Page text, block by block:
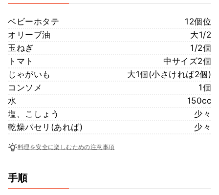
ベビーホタテ
12個位
オリーブ油
大1/2
玉ねぎ
1/2個
トマト
中サイズ2個
じゃがいも
大1個(小さければ2個)
コンソメ
1個
水
150cc
塩、こしょう
少々
乾燥パセリ(あれば)
少々
料理を安全に楽しむための注意事項
手順